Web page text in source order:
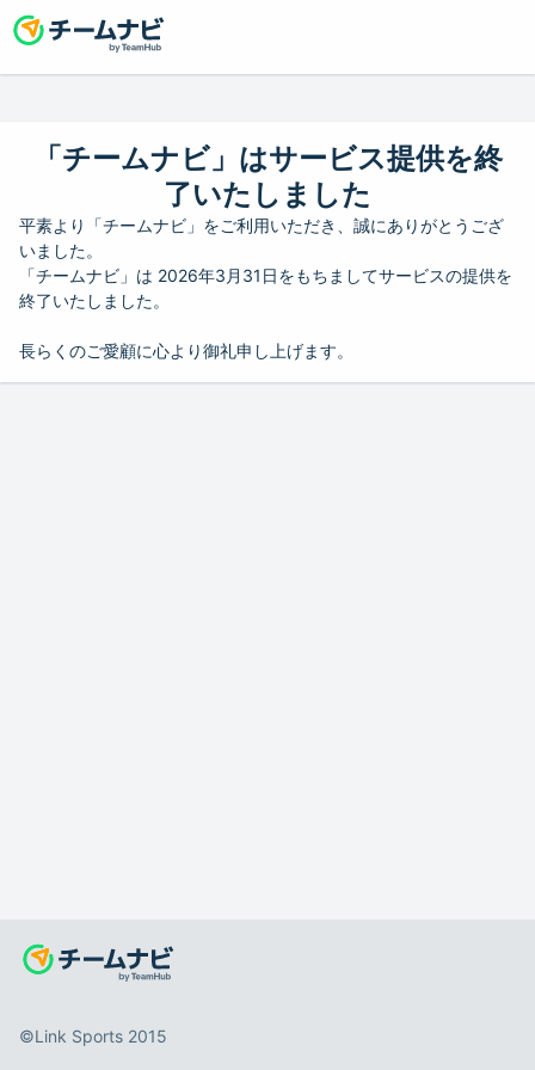
「チームナビ」はサービス提供を終
了いたしました
平素より「チームナビ」をご利用いただき、誠にありがとうござ
いました。
「チームナビ」は 2026年3月31日をもちましてサービスの提供を
終了いたしました。
長らくのご愛顧に心より御礼申し上げます。
©️Link Sports 2015